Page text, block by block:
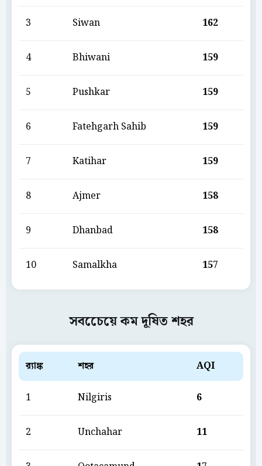
3 Siwan 162
4 Bhiwani 159
5 Pushkar 159
6 Fatehgarh Sahib 159
7 Katihar 159
8 Ajmer 158
9 Dhanbad 158
10 Samalkha 157
সবচেেয়ে কম দূষিত শহর
ব়্যাঙ্ক শহর AQI
1 Nilgiris 6
2 Unchahar 11